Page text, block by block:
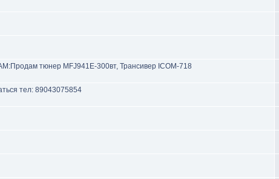
тюнер MFJ941E-300вт, Трансивер ICOM-718
тел: 89043075854